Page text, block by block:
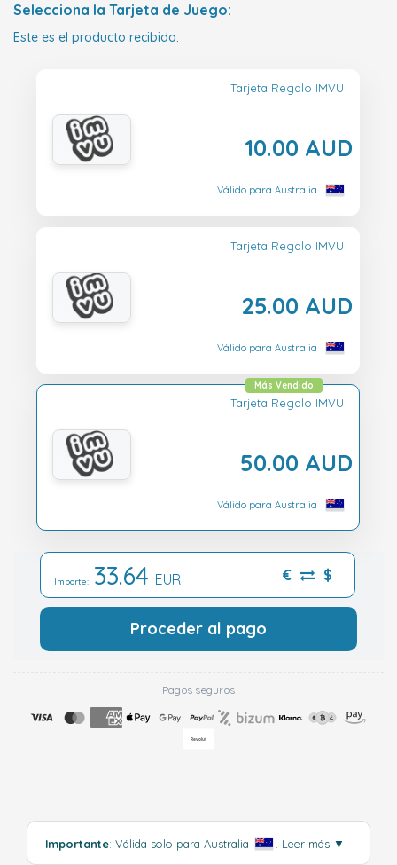
Selecciona la Tarjeta de Juego:
Este es el producto recibido.
Tarjeta Regalo IMVU
10.00 AUD
Válido para Australia
Tarjeta Regalo IMVU
25.00 AUD
Válido para Australia
Tarjeta Regalo IMVU
50.00 AUD
Más Vendido
Válido para Australia
Importe: 33.64 EUR € $
Proceder al pago
Pagos seguros
Importante: Válida solo para Australia Leer más ▼